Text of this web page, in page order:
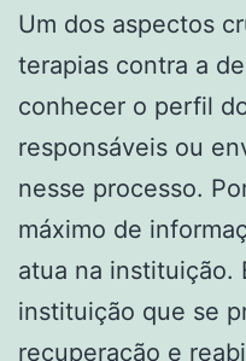
Um dos aspectos
terapias contra a
conhecer o perfil
responsáveis ou
nesse processo.
máximo de
atua na instituição.
instituição que se
recuperação e